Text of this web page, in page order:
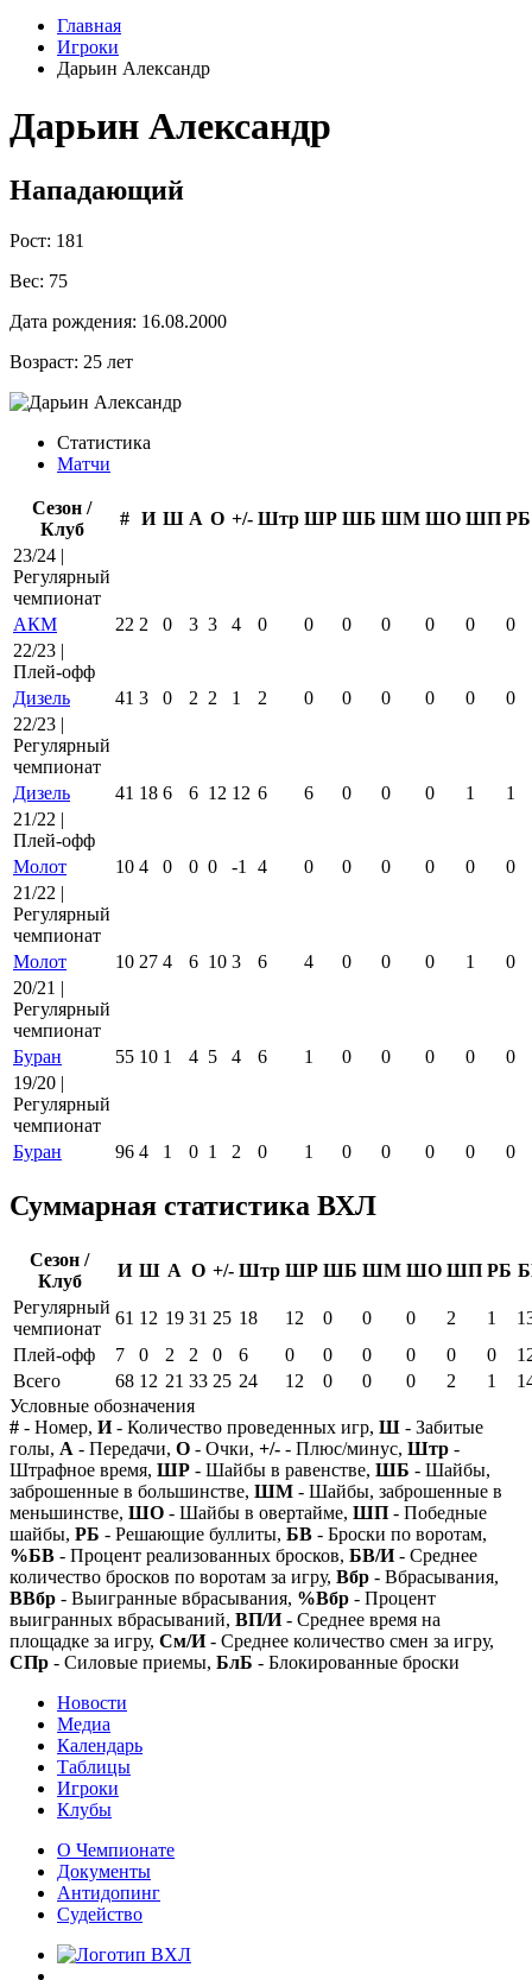
Главная
Игроки
Дарьин Александр
Дарьин Александр
Нападающий
Рост: 181
Вес: 75
Дата рождения: 16.08.2000
Возраст: 25 лет
Статистика
Матчи
Сезон /
Клуб
# И Ш А О +/- Штр ШР ШБ ШМ ШО ШП РБ
23/24 |
Регулярный
чемпионат
АКМ
22 2 0 3 3 4 0 0 0 0 0 0
0
22/23 |
Плей-офф
Дизель
41 3 0 2 2 1 2 0 0 0 0 0
0
22/23 |
Регулярный
чемпионат
Дизель
41 18 6 6 12 12 6 6 0 0 0 1
1
21/22 |
Плей-офф
Молот
10 4 0 0 0 -1 4 0 0 0 0 0
0
21/22 |
Регулярный
чемпионат
Молот
10 27 4 6 10 3 6 4 0 0 0 1
0
20/21 |
Регулярный
чемпионат
Буран
55 10 1 4 5 4 6 1 0 0 0 0
0
19/20 |
Регулярный
чемпионат
Буран
96 4 1 0 1 2 0 1 0 0 0 0 0
Суммарная статистика ВХЛ
Сезон /
Клуб
И Ш А О +/- Штр ШР ШБ ШМ ШО ШП РБ
Регулярный
чемпионат
61 12 19 31 25 18 12 0 0 0 2 1
Плей-офф
7 0 2 2 0 6 0 0 0 0 0 0
Всего
68 12 21 33 25 24 12 0 0 0 2 1
Условные обозначения
# - Номер, И- Количество проведенных игр, Ш - Забитые
голы, А - Передачи, О - Очки, +/- - Плюс/минус, Штр -
Штрафное время, ШР - Шайбы в равенстве, ШБ - Шайбы,
заброшенные в большинстве, ШМ - Шайбы, заброшенные в
меньшинстве, ШО - Шайбы в овертайме, ШП - Победные
шайбы, РБ - Решающие буллиты, БВ - Броски по воротам,
%БВ - Процент реализованных бросков, БВ/И- Среднее
количество бросков по воротам за игру, Вбр - Вбрасывания,
ВВбр - Выигранные вбрасывания, %Вбр - Процент
выигранных вбрасываний, ВП/И- Среднее время на
площадке за игру, См/И- Среднее количество смен за игру,
СПр - Силовые приемы, БлБ - Блокированные броски
Новости
Медиа
Календарь
Таблицы
Игроки
Клубы
О Чемпионате
Документы
Антидопинг
Судейство